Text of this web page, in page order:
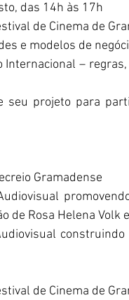
das 14h às 17h
de Cinema de
e modelos de
Internacional –
seu projeto para
Gramadense
de Rosa Helena Volk
construindo
de Cinema de